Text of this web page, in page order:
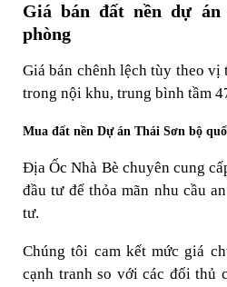
Giá bán đất nền dự án
phòng
Giá bán chênh lệch tùy theo vị
trong nội khu, trung bình tầm
Mua đất nền Dự án Thái Sơn bộ
Địa Ốc Nhà Bè chuyên cung
đầu tư để thỏa mãn nhu cầu
tư.
Chúng tôi cam kết mức giá
cạnh tranh so với các đối thủ